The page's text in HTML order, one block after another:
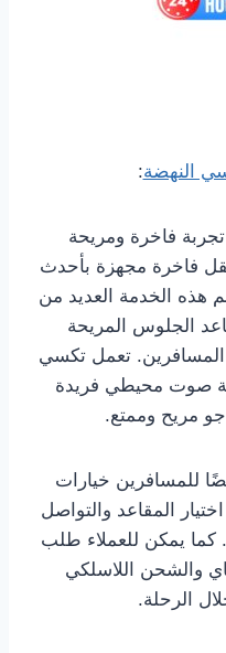
النهضة:
فاخرة ومريحة
فاخرة مجهزة بأحدث
هذه الخدمة العديد من
الجلوس المريحة
المسافرين. تعمل تكسي
صوت محيطي فريدة
مريح وممتع.
للمسافرين خيارات
المقاعد والتواصل
كما يمكن للعملاء طلب
والشحن اللاسلكي
الرحلة.